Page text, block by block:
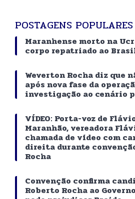
POSTAGENS POPULARES
Maranhense morto na
corpo repatriado ao
Weverton Rocha diz que
após nova fase da
investigação ao cenário
VÍDEO: Porta-voz de
Maranhão, vereadora
chamada de vídeo com
direita durante
Rocha
Convenção confirma
Roberto Rocha ao